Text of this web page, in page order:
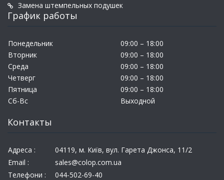
Замена штемпельных подушек
График работы
Понедельник
09:00 – 18:00
Вторник
09:00 – 18:00
Среда
09:00 – 18:00
Четверг
09:00 – 18:00
Пятница
09:00 – 18:00
Сб-Вс
Выходной
Контакты
Адреса :
04119, м. Київ, вул. Гарета Джонса, 11/2
Email :
sales@colop.com.ua
Телефони :
044-502-69-40